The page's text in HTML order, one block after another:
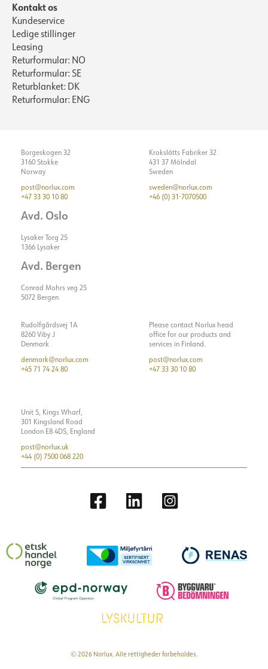
Kontakt os
Kundeservice
Ledige stillinger
Leasing
Returformular: NO
Returformular: SE
Returblanket: DK
Returformular: ENG
Borgeskogen 32
3160 Stokke
Norway
post@norlux.com
+47 33 30 10 80
Avd. Oslo
Lysaker Torg 25
1366 Lysaker
Avd. Bergen
Conrad Mohrs veg 25
5072 Bergen
Krokslätts Fabriker 32
431 37 Mölndal
Sweden
sweden@norlux.com
+46 (0) 31-7070500
Rudolfgårdsvej 1A
8260 Viby J
Denmark
denmark@norlux.com
+45 71 74 24 80
Please contact Norlux head
office for our products and
services in Finland.
post@norlux.com
+47 33 30 10 80
Unit 5, Kings Wharf,
301 Kingsland Road
London E8 4DS, England
post@norlux.uk
+44 (0) 7500 068 220
© 2026 Norlux. Alle rettigheder forbeholdes.